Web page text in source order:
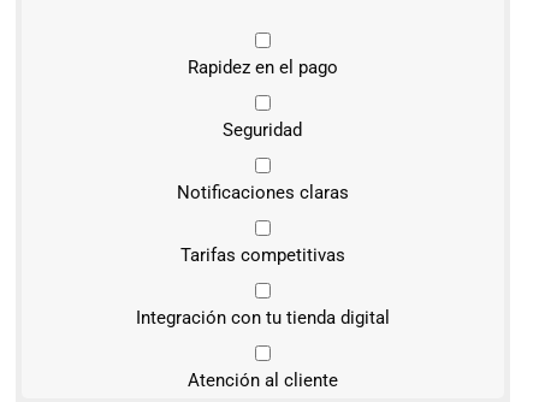
Rapidez en el pago
Seguridad
Notificaciones claras
Tarifas competitivas
Integración con tu tienda digital
Atención al cliente